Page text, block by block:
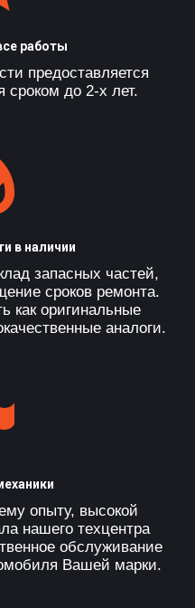
работы
предоставляется
сроком до 2-х лет.
в наличии
запасных частей,
сроков ремонта.
как оригинальные
аналоги.
опыту, высокой
нашего техцентра
обслуживание
Вашей марки.